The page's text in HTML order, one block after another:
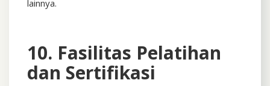
lainnya.
10. Fasilitas Pelatihan
dan Sertifikasi